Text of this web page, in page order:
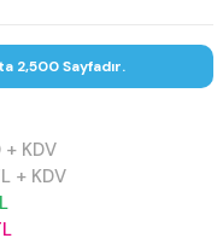
2,500 Sayfadır.
+ KDV
+ KDV